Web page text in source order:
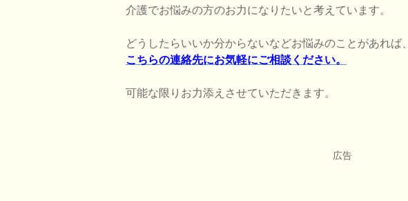
介護でお悩みの方のお力になりたいと考えています。
どうしたらいいか分からないなどお悩みのことがあれば、
こちらの連絡先にお気軽にご相談ください。
可能な限りお力添えさせていただきます。
広告